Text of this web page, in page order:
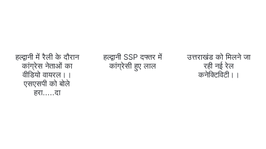
हल्द्वानी में रैली के दौरान
कांग्रेस नेताओं का
वीडियो वायरल।।
एसएसपी को बोले
हरा.....दा
हल्द्वानी SSP दफ्तर में
कांग्रेसी हुए लाल
उत्तराखंड को मिलने जा
रही नई रेल
कनेक्टिविटी।।